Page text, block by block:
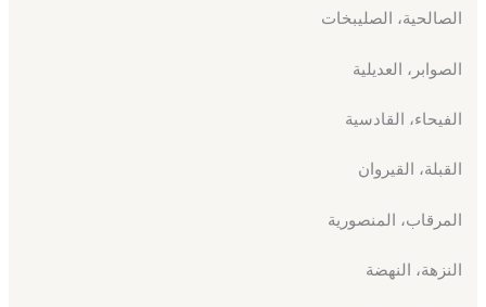
الصالحية، الصليبخات
الصوابر، العديلية
الفيحاء، القادسية
القبلة، القيروان
المرقاب، المنصورية
النزهة، النهضة